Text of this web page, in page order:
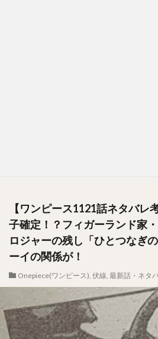
【ワンピース1121話ネタバレ
子確定！？フィガーランド家
ロジャーの残し「ひとつなぎ
ーイの関係が！
Onepiece(ワンピース), 伏線, 最新話・ネタ